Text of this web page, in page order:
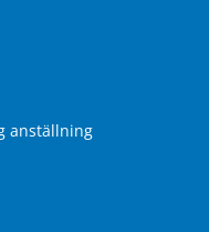
anställning